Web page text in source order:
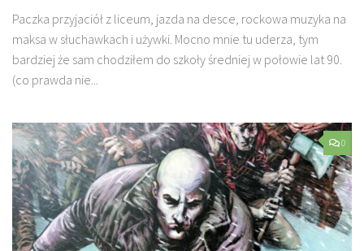
Paczka przyjaciół z liceum, jazda na desce, rockowa muzyka na
maksa w słuchawkach i używki. Mocno mnie tu uderza, tym
bardziej że sam chodziłem do szkoły średniej w połowie lat 90.
(co prawda nie...
0